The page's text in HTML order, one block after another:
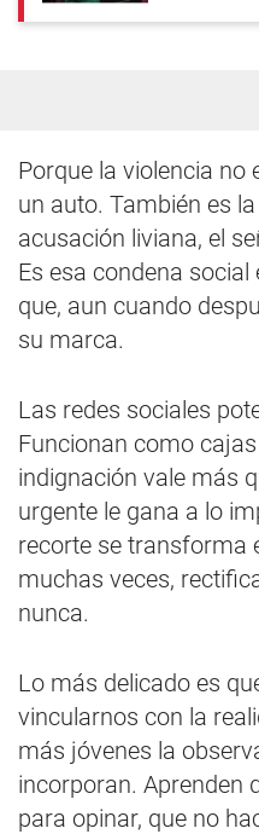
Porque la violencia no
un auto. También es
acusación liviana, el
Es esa condena
que, aun cuando
su marca.
Las redes sociales
Funcionan como
indignación vale más
urgente le gana a lo
recorte se transforma
muchas veces,
nunca.
Lo más delicado es
vincularnos con la
más jóvenes la
incorporan. Aprenden
para opinar, que no